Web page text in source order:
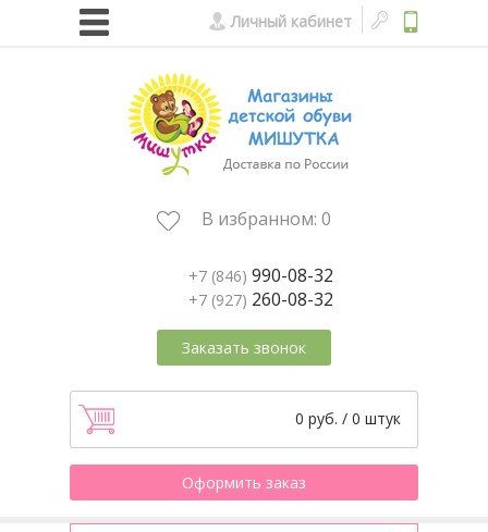
Личный кабинет
В избранном: 0
+7 (846) 990-08-32
+7 (927) 260-08-32
Заказать звонок
0 руб. / 0 штук
Оформить заказ